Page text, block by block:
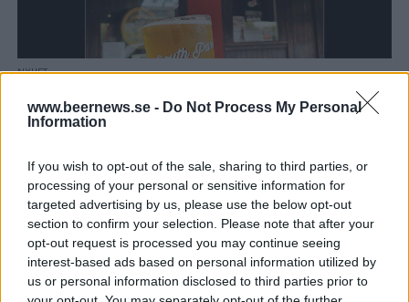
www.beernews.se - Do Not Process My Personal
Information
If you wish to opt-out of the sale, sharing to third parties, or
processing of your personal or sensitive information for
targeted advertising by us, please use the below opt-out
section to confirm your selection. Please note that after your
opt-out request is processed you may continue seeing
interest-based ads based on personal information utilized by
us or personal information disclosed to third parties prior to
NYHET
Efter 14 år slog en brand ut den hyllade baren Hamilton´s Tavern i
San Diego. Men nu blir det en ny ölsatsning...